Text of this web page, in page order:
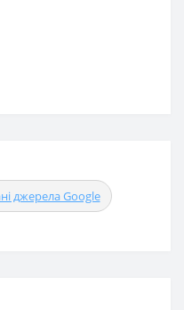
джерела Google